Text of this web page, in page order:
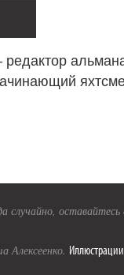
случайно,
Алексеенко. Иллюстрации